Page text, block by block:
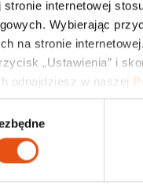
stronie internetowej
Wybierając
na stronie
„Ustawienia” i
odnajdziesz w naszej